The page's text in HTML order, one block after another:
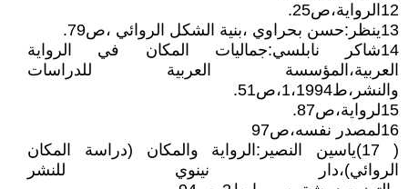
12الرواية،ص25.
13ينظر:حسن بحراوي ،بنية الشكل الروائي ،ص79.
14شاكر نابلسي:جماليات المكان في الرواية
العربية،المؤسسة العربية للدراسات
والنشر،ط1،1994،ص51.
15لرواية،ص87.
16لمصدر نفسه،ص97
( 17)ياسين النصير:الرواية والمكان (دراسة المكان
الروائي)،دار نينوي للنشر